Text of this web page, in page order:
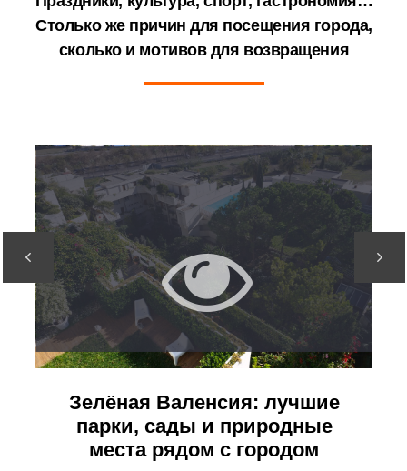
Столько же причин для посещения города,
сколько и мотивов для возвращения
Зелёная Валенсия: лучшие
парки, сады и природные
места рядом с городом